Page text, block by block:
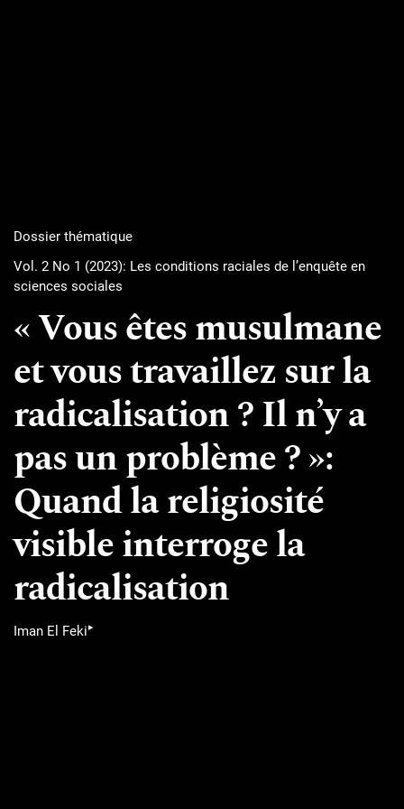
Dossier thématique
Vol. 2 No 1 (2023): Les conditions raciales de l’enquête en
sciences sociales
« Vous êtes musulmane
et vous travaillez sur la
radicalisation ? Il n’y a
pas un problème ? »:
Quand la religiosité
visible interroge la
radicalisation
Iman El Feki▸